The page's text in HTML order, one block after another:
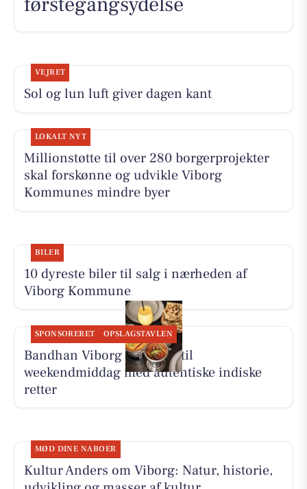
VEJRET
Sol og lun luft giver dagen kant
LOKALT NYT
Millionstøtte til over 280 borgerprojekter
skal forskønne og udvikle Viborg
Kommunes mindre byer
BILER
10 dyreste biler til salg i nærheden af
Viborg Kommune
SPONSORERET OPSLAGSTAVLEN
Bandhan Viborg inviterer til
weekendmiddag med autentiske indiske
retter
MØD DINE NABOER
Kultur Anders om Viborg: Natur, historie,